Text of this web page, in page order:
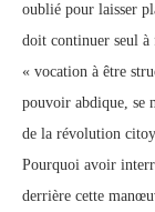
oublié pour laisser
doit continuer seul à
« vocation à être
pouvoir abdique, se
de la révolution
Pourquoi avoir
derrière cette